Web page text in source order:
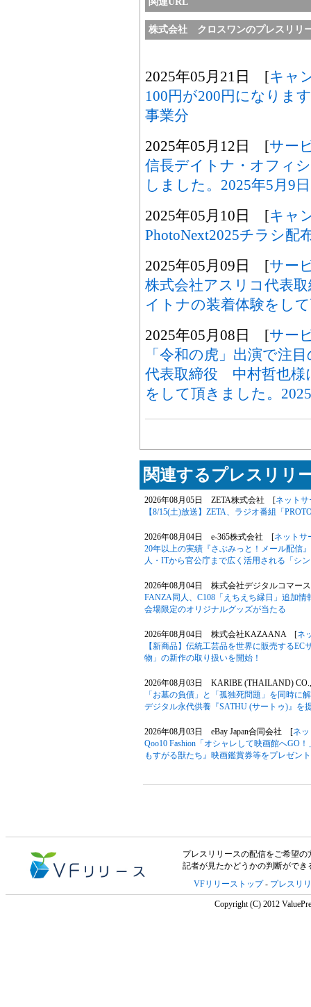
株式会社 クロスワンのプレスリリ
2025年05月21日 [キャ
100円が200円になりま
事業分
2025年05月12日 [サー
信長デイトナ・オフィ
しました。2025年5月9日
2025年05月10日 [キャ
PhotoNext2025チラシ配
2025年05月09日 [サー
株式会社アスリコ代表
イトナの装着体験をし
2025年05月08日 [サー
「令和の虎」出演で注
代表取締役 中村哲也様
をして頂きました。
関連するプレスリリ
2026年08月05日 ZETA株式会社 [ネット
【8/15(土)放送】ZETA、ラジオ番組「
2026年08月04日 e-365株式会社 [ネットサ
20年以上の実績『さぶみっと！メール配信
人・ITから官公庁まで広く活用される「シ
2026年08月04日 株式会社デジタルコマー
FANZA同人、C108「えちえち縁日」追加
会場限定のオリジナルグッズが当たる
2026年08月04日 株式会社KAZAANA [ネ
【新商品】伝統工芸品を世界に販売する
物」の新作の取り扱いを開始！
2026年08月03日 KARIBE (THAILAND)
「お墓の負債」と「孤独死問題」を同時に
デジタル永代供養『SATHU (サートゥ)』を
2026年08月03日 eBay Japan合同会社 [ネ
Qoo10 Fashion「オシャレして映画館へGO
もすがる獣たち』映画鑑賞券等をプレゼン
プレスリリースの配信をご希望の
記者が見たかどうかの判断がで
VFリリーストップ- プレスリ
Copyright (C) 2012